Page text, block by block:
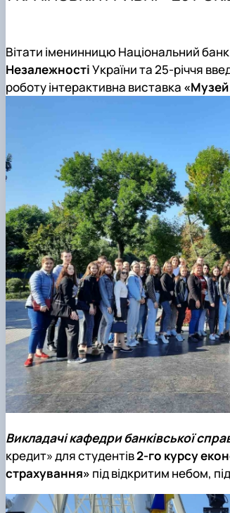
Навчально-наукова лабораторія
Офіційні документи
Положення про кафедру
Вимоги до оформлення магістерських
Скринька довіри
Вітати іменинницю Національний
НезалежностіУкраїни та 25-річчя
роботу інтерактивна виставка «Музей
Викладачі кафедри банківської
кредит» для студентів2-го курсу
страхування» під відкритим небом,